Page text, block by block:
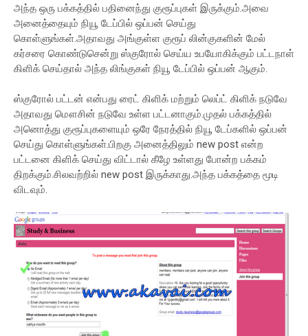
அந்த ஒரு பக்கத்தில் பதினைந்து குரூப்புகள் இருக்கும்.அவை
அனைத்தையும் நியூ டேப்பில் ஒப்பன் செய்து
கொள்ளுங்கள்.அதாவது அங்குள்ள குரூப் லின்குகளின் மேல்
கர்சரை கொண்டுசென்று ஸ்குரோல் செய்ய உபயோகிக்கும் பட்டநாள்
கிளிக் செய்தால் அந்த லிங்குகள் நியூ டேப்பில் ஒப்பன் ஆகும்.
ஸ்குரோல் பட்டன் என்பது ரைட் கிளிக் மற்றும் லெப்ட் கிளிக் நடுவே
அதாவது மௌசின் நடுவே உள்ள பட்டனாகும்.முதல் பக்கத்தில்
அனொத்து குரூப்புகளையும் ஒரே நேரத்தில் நியூ டேப்களில் ஒப்பன்
செய்து கொள்ளுங்கள்.பிறகு அனைத்திலும் new post என்ற
பட்டனை கிளிக் செய்து விட்டால் கீழே உள்ளது போன்ற பக்கம்
திறக்கும்.சிலவற்றில் new post இருக்காது.அந்த பக்கத்தை மூடி
விடவும்.